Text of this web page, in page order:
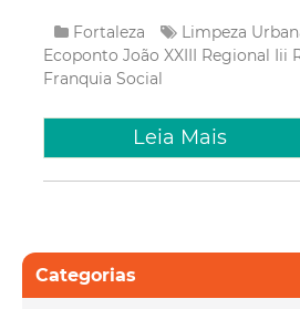
Fortaleza Limpeza
Ecoponto João XXIII Regional Iii
Franquia Social
Leia Mais
Categorias